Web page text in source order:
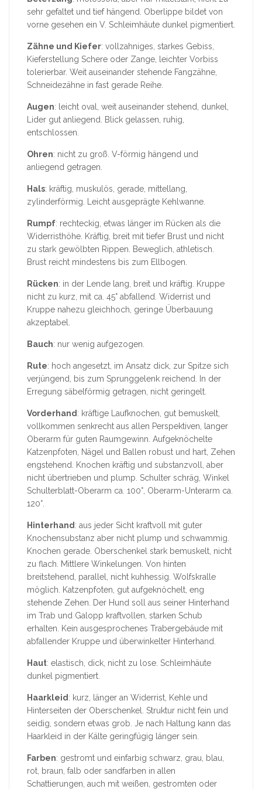
sehr gefaltet und tief hängend. Oberlippe bildet von
vorne gesehen ein V. Schleimhäute dunkel pigmentiert.
Zähne und Kiefer: vollzahniges, starkes Gebiss,
Kieferstellung Schere oder Zange, leichter Vorbiss
tolerierbar. Weit auseinander stehende Fangzähne,
Schneidezähne in fast gerade Reihe.
Augen: leicht oval, weit auseinander stehend, dunkel,
Lider gut anliegend. Blick gelassen, ruhig,
entschlossen.
Ohren: nicht zu groß. V-förmig hängend und
anliegend getragen.
Hals: kräftig, muskulös, gerade, mittellang,
zylinderförmig. Leicht ausgeprägte Kehlwanne.
Rumpf: rechteckig, etwas länger im Rücken als die
Widerristhöhe. Kräftig, breit mit tiefer Brust und nicht
zu stark gewölbten Rippen. Beweglich, athletisch.
Brust reicht mindestens bis zum Ellbogen.
Rücken: in der Lende lang, breit und kräftig. Kruppe
nicht zu kurz, mit ca. 45° abfallend. Widerrist und
Kruppe nahezu gleichhoch, geringe Überbauung
akzeptabel.
Bauch: nur wenig aufgezogen.
Rute: hoch angesetzt, im Ansatz dick, zur Spitze sich
verjüngend, bis zum Sprunggelenk reichend. In der
Erregung säbelförmig getragen, nicht geringelt.
Vorderhand : kräftige Laufknochen, gut bemuskelt,
vollkommen senkrecht aus allen Perspektiven, langer
Oberarm für guten Raumgewinn. Aufgeknöchelte
Katzenpfoten, Nägel und Ballen robust und hart, Zehen
engstehend. Knochen kräftig und substanzvoll, aber
nicht übertrieben und plump. Schulter schräg, Winkel
Schulterblatt-Oberarm ca. 100°, Oberarm-Unterarm ca.
120°.
Hinterhand : aus jeder Sicht kraftvoll mit guter
Knochensubstanz aber nicht plump und schwammig.
Knochen gerade. Oberschenkel stark bemuskelt, nicht
zu flach. Mittlere Winkelungen. Von hinten
breitstehend, parallel, nicht kuhhessig. Wolfskralle
möglich. Katzenpfoten, gut aufgeknöchelt, eng
stehende Zehen. Der Hund soll aus seiner Hinterhand
im Trab und Galopp kraftvollen, starken Schub
erhalten. Kein ausgesprochenes Trabergebäude mit
abfallender Kruppe und überwinkelter Hinterhand.
Haut: elastisch, dick, nicht zu lose. Schleimhäute
dunkel pigmentiert.
Haarkleid : kurz, länger an Widerrist, Kehle und
Hinterseiten der Oberschenkel. Struktur nicht fein und
seidig, sondern etwas grob. Je nach Haltung kann das
Haarkleid in der Kälte geringfügig länger sein.
Farben: gestromt und einfarbig schwarz, grau, blau,
rot, braun, falb oder sandfarben in allen
Schattierungen, auch mit weißen, gestromten oder